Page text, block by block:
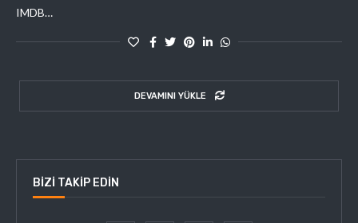
IMDB…
DEVAMINI YÜKLE
BIZI TAKIP EDIN